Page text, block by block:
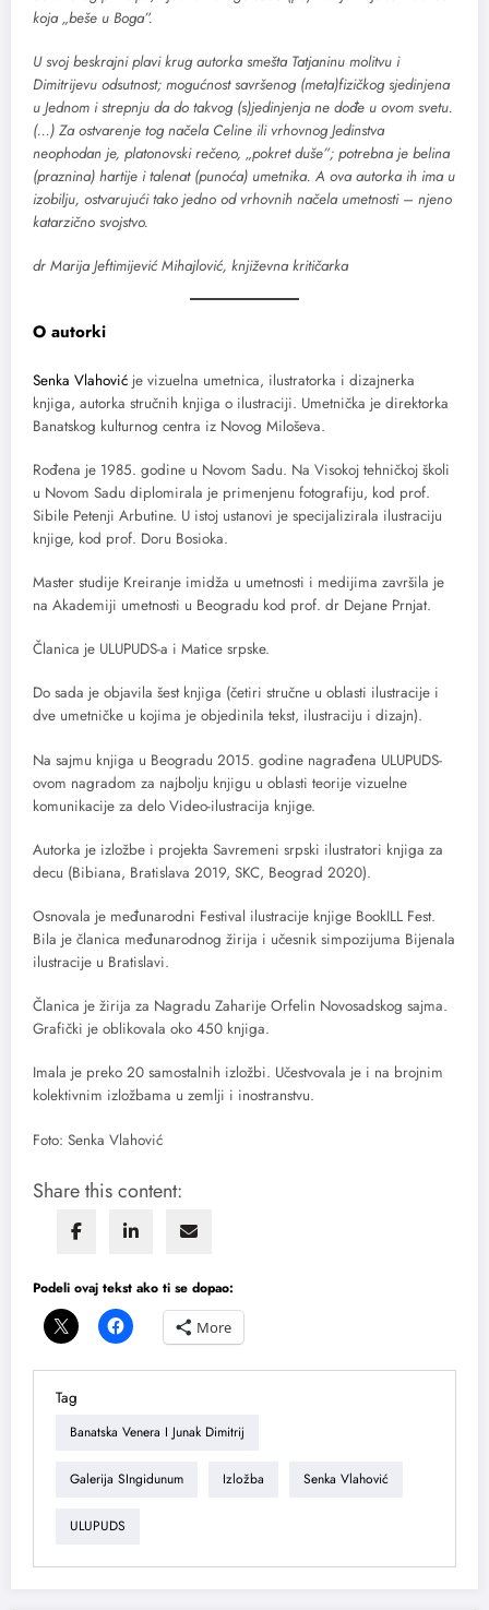
koja „beše u Boga”.
U svoj beskrajni plavi krug autorka smešta Tatjaninu molitvu i
Dimitrijevu odsutnost; mogućnost savršenog (meta)fizičkog sjedinjena
u Jednom i strepnju da do takvog (s)jedinjenja ne dođe u ovom svetu.
(…) Za ostvarenje tog načela Celine ili vrhovnog Jedinstva
neophodan je, platonovski rečeno, „pokret duše”; potrebna je belina
(praznina) hartije i talenat (punoća) umetnika. A ova autorka ih ima u
izobilju, ostvarujući tako jedno od vrhovnih načela umetnosti – njeno
katarzično svojstvo.
dr Marija Jeftimijević Mihajlović, književna kritičarka
O autorki
Senka Vlahović je vizuelna umetnica, ilustratorka i dizajnerka
knjiga, autorka stručnih knjiga o ilustraciji. Umetnička je direktorka
Banatskog kulturnog centra iz Novog Miloševa.
Rođena je 1985. godine u Novom Sadu. Na Visokoj tehničkoj školi
u Novom Sadu diplomirala je primenjenu fotografiju, kod prof.
Sibile Petenji Arbutine. U istoj ustanovi je specijalizirala ilustraciju
knjige, kod prof. Doru Bosioka.
Master studije Kreiranje imidža u umetnosti i medijima završila je
na Akademiji umetnosti u Beogradu kod prof. dr Dejane Prnjat.
Članica je ULUPUDS-a i Matice srpske.
Do sada je objavila šest knjiga (četiri stručne u oblasti ilustracije i
dve umetničke u kojima je objedinila tekst, ilustraciju i dizajn).
Na sajmu knjiga u Beogradu 2015. godine nagrađena ULUPUDS-
ovom nagradom za najbolju knjigu u oblasti teorije vizuelne
komunikacije za delo Video-ilustracija knjige.
Autorka je izložbe i projekta Savremeni srpski ilustratori knjiga za
decu (Bibiana, Bratislava 2019, SKC, Beograd 2020).
Osnovala je međunarodni Festival ilustracije knjige BookILL Fest.
Bila je članica međunarodnog žirija i učesnik simpozijuma Bijenala
ilustracije u Bratislavi.
Članica je žirija za Nagradu Zaharije Orfelin Novosadskog sajma.
Grafički je oblikovala oko 450 knjiga.
Imala je preko 20 samostalnih izložbi. Učestvovala je i na brojnim
kolektivnim izložbama u zemlji i inostranstvu.
Foto: Senka Vlahović
Share this content:
Podeli ovaj tekst ako ti se dopao:
More
Tag
Banatska Venera I Junak Dimitrij
Galerija SIngidunum Izložba Senka Vlahović
ULUPUDS